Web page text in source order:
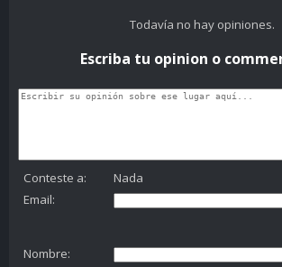
Todavía no hay opiniones.
Escriba tu opinion o
Conteste a:
Nada
Email:
Nombre: